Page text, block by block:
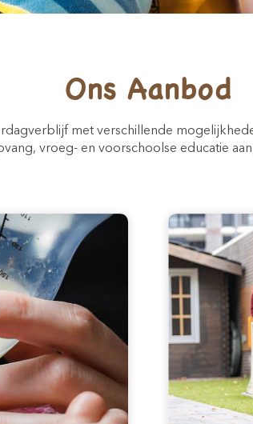
Ons Aanbod
met verschillende
vroeg- en voorschoolse educatie